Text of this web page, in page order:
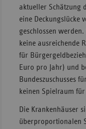
aktueller Schätzung
eine Deckungslücke
geschlossen
keine ausreichende
für
Euro pro Jahr) und
Bundeszuschusses
keinen Spielraum
Die Krankenhäuser
überproportionalen